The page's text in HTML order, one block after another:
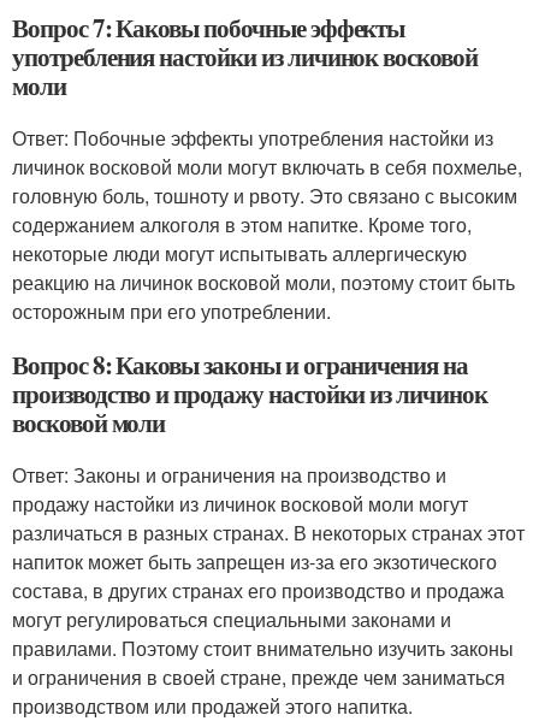
Вопрос 7: Каковы побочные эффекты
употребления настойки из личинок восковой
моли
Ответ: Побочные эффекты употребления настойки из
личинок восковой моли могут включать в себя похмелье,
головную боль, тошноту и рвоту. Это связано с высоким
содержанием алкоголя в этом напитке. Кроме того,
некоторые люди могут испытывать аллергическую
реакцию на личинок восковой моли, поэтому стоит быть
осторожным при его употреблении.
Вопрос 8: Каковы законы и ограничения на
производство и продажу настойки из личинок
восковой моли
Ответ: Законы и ограничения на производство и
продажу настойки из личинок восковой моли могут
различаться в разных странах. В некоторых странах этот
напиток может быть запрещен из-за его экзотического
состава, в других странах его производство и продажа
могут регулироваться специальными законами и
правилами. Поэтому стоит внимательно изучить законы
и ограничения в своей стране, прежде чем заниматься
производством или продажей этого напитка.